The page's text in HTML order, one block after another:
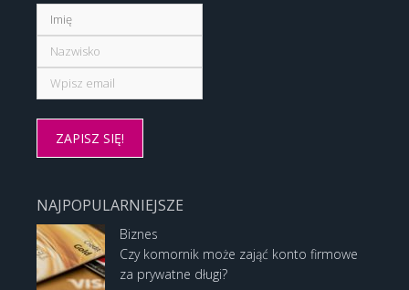
NAJPOPULARNIEJSZE
Biznes
Czy komornik może zająć konto firmowe
za prywatne długi?